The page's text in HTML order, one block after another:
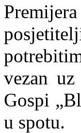
vezan
Gospi
u spotu.